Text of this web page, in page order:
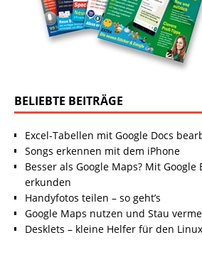
BELIEBTE BEITRÄGE
Excel-Tabellen mit Google Docs
Songs erkennen mit dem iPhone
Besser als Google Maps? Mit
erkunden
Handyfotos teilen – so geht’s
Google Maps nutzen und Stau
Desklets – kleine Helfer für den